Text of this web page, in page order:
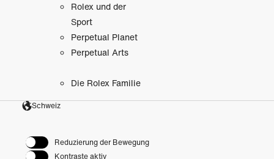
Rolex und der
Sport
Perpetual Planet
Perpetual Arts
Die Rolex Familie
Schweiz
Reduzierung der Bewegung
Kontraste aktiv